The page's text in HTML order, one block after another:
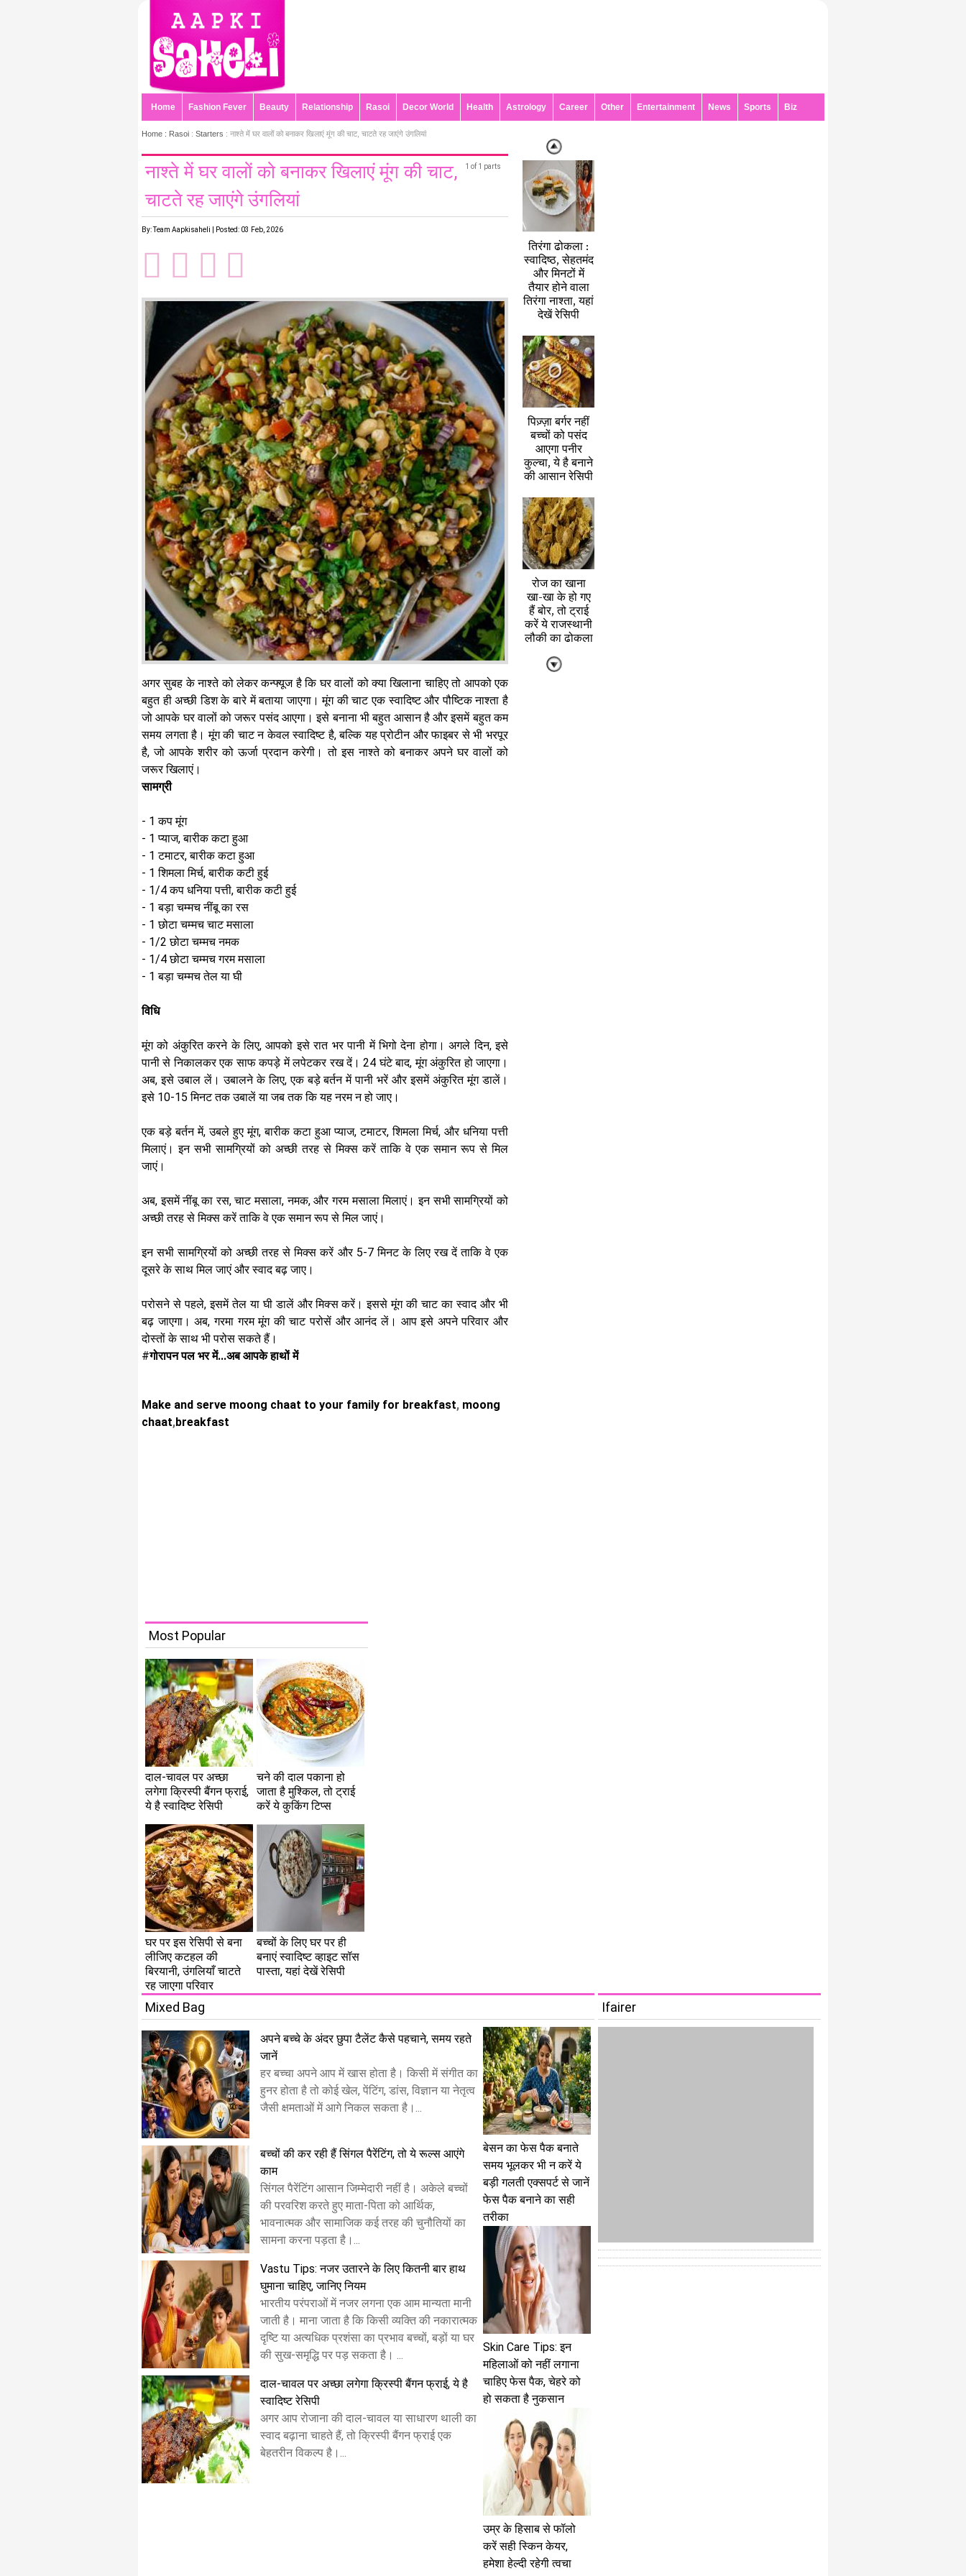
Home Fashion Fever Beauty Relationship Rasoi Decor World Health Astrology Career Other Entertainment News Sports Biz
Home : Rasoi : Starters : नाश्ते में घर वालों को बनाकर खिलाएं मूंग की चाट, चाटते रह जाएंगे उंगलियां
1 of 1 parts
नाश्ते में घर वालों को बनाकर खिलाएं मूंग की चाट,
चाटते रह जाएंगे उंगलियां
By: Team Aapkisaheli | Posted: 03 Feb, 2026
अगर सुबह के नाश्ते को लेकर कन्फ्यूज है कि घर वालों को क्या खिलाना चाहिए तो आपको एक
बहुत ही अच्छी डिश के बारे में बताया जाएगा। मूंग की चाट एक स्वादिष्ट और पौष्टिक नाश्ता है
जो आपके घर वालों को जरूर पसंद आएगा। इसे बनाना भी बहुत आसान है और इसमें बहुत कम
समय लगता है। मूंग की चाट न केवल स्वादिष्ट है, बल्कि यह प्रोटीन और फाइबर से भी भरपूर
है, जो आपके शरीर को ऊर्जा प्रदान करेगी। तो इस नाश्ते को बनाकर अपने घर वालों को
जरूर खिलाएं।
सामग्री
- 1 कप मूंग
- 1 प्याज, बारीक कटा हुआ
- 1 टमाटर, बारीक कटा हुआ
- 1 शिमला मिर्च, बारीक कटी हुई
- 1/4 कप धनिया पत्ती, बारीक कटी हुई
- 1 बड़ा चम्मच नींबू का रस
- 1 छोटा चम्मच चाट मसाला
- 1/2 छोटा चम्मच नमक
- 1/4 छोटा चम्मच गरम मसाला
- 1 बड़ा चम्मच तेल या घी
विधि
मूंग को अंकुरित करने के लिए, आपको इसे रात भर पानी में भिगो देना होगा। अगले दिन, इसे
पानी से निकालकर एक साफ कपड़े में लपेटकर रख दें। 24 घंटे बाद, मूंग अंकुरित हो जाएगा।
अब, इसे उबाल लें। उबालने के लिए, एक बड़े बर्तन में पानी भरें और इसमें अंकुरित मूंग डालें।
इसे 10-15 मिनट तक उबालें या जब तक कि यह नरम न हो जाए।
एक बड़े बर्तन में, उबले हुए मूंग, बारीक कटा हुआ प्याज, टमाटर, शिमला मिर्च, और धनिया पत्ती
मिलाएं। इन सभी सामग्रियों को अच्छी तरह से मिक्स करें ताकि वे एक समान रूप से मिल
जाएं।
अब, इसमें नींबू का रस, चाट मसाला, नमक, और गरम मसाला मिलाएं। इन सभी सामग्रियों को
अच्छी तरह से मिक्स करें ताकि वे एक समान रूप से मिल जाएं।
इन सभी सामग्रियों को अच्छी तरह से मिक्स करें और 5-7 मिनट के लिए रख दें ताकि वे एक
दूसरे के साथ मिल जाएं और स्वाद बढ़ जाए।
परोसने से पहले, इसमें तेल या घी डालें और मिक्स करें। इससे मूंग की चाट का स्वाद और भी
बढ़ जाएगा। अब, गरमा गरम मूंग की चाट परोसें और आनंद लें। आप इसे अपने परिवार और
दोस्तों के साथ भी परोस सकते हैं।
#गोरापन पल भर में...अब आपके हाथों में
Make and serve moong chaat to your family for breakfast, moong
chaat,breakfast
तिरंगा ढोकला :
स्वादिष्ठ, सेहतमंद
और मिनटों में
तैयार होने वाला
तिरंगा नाश्ता, यहां
देखें रेसिपी
पिज़्ज़ा बर्गर नहीं
बच्चों को पसंद
आएगा पनीर
कुल्चा, ये है बनाने
की आसान रेसिपी
रोज का खाना
खा-खा के हो गए
हैं बोर, तो ट्राई
करें ये राजस्थानी
लौकी का ढोकला
Most Popular
दाल-चावल पर अच्छा
लगेगा क्रिस्पी बैंगन फ्राई,
ये है स्वादिष्ट रेसिपी
चने की दाल पकाना हो
जाता है मुश्किल, तो ट्राई
करें ये कुकिंग टिप्स
घर पर इस रेसिपी से बना
लीजिए कटहल की
बिरयानी, उंगलियाँ चाटते
रह जाएगा परिवार
बच्चों के लिए घर पर ही
बनाएं स्वादिष्ट व्हाइट सॉस
पास्ता, यहां देखें रेसिपी
Mixed Bag
अपने बच्चे के अंदर छुपा टैलेंट कैसे पहचाने, समय रहते
जानें
हर बच्चा अपने आप में खास होता है। किसी में संगीत का
हुनर होता है तो कोई खेल, पेंटिंग, डांस, विज्ञान या नेतृत्व
जैसी क्षमताओं में आगे निकल सकता है।...
बच्चों की कर रही हैं सिंगल पैरेंटिंग, तो ये रूल्स आएंगे
काम
सिंगल पैरेंटिंग आसान जिम्मेदारी नहीं है। अकेले बच्चों
की परवरिश करते हुए माता-पिता को आर्थिक,
भावनात्मक और सामाजिक कई तरह की चुनौतियों का
सामना करना पड़ता है।...
Vastu Tips: नजर उतारने के लिए कितनी बार हाथ
घुमाना चाहिए, जानिए नियम
भारतीय परंपराओं में नजर लगना एक आम मान्यता मानी
जाती है। माना जाता है कि किसी व्यक्ति की नकारात्मक
दृष्टि या अत्यधिक प्रशंसा का प्रभाव बच्चों, बड़ों या घर
की सुख-समृद्धि पर पड़ सकता है। ...
दाल-चावल पर अच्छा लगेगा क्रिस्पी बैंगन फ्राई, ये है
स्वादिष्ट रेसिपी
अगर आप रोजाना की दाल-चावल या साधारण थाली का
स्वाद बढ़ाना चाहते हैं, तो क्रिस्पी बैंगन फ्राई एक
बेहतरीन विकल्प है।...
बेसन का फेस पैक बनाते
समय भूलकर भी न करें ये
बड़ी गलती एक्सपर्ट से जानें
फेस पैक बनाने का सही
तरीका
Skin Care Tips: इन
महिलाओं को नहीं लगाना
चाहिए फेस पैक, चेहरे को
हो सकता है नुकसान
उम्र के हिसाब से फॉलो
करें सही स्किन केयर,
हमेशा हेल्दी रहेगी त्वचा
Ifairer